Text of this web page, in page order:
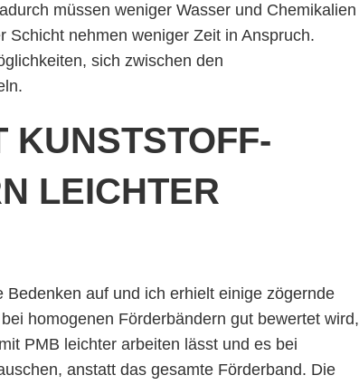
müssen weniger Wasser und Chemikalien
Schicht nehmen weniger Zeit in Anspruch.
sich zwischen den
KUNSTSTOFF-
LEICHTER
auf und ich erhielt einige zögernde
homogenen Förderbändern gut bewertet wird,
PMB leichter arbeiten lässt und es bei
anstatt das gesamte Förderband. Die